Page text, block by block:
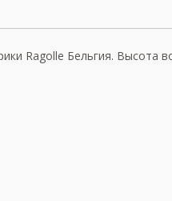
Ragolle Бельгия.